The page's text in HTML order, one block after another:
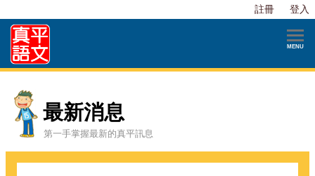
註冊 登入
最新消息
第一手掌握最新的真平訊息